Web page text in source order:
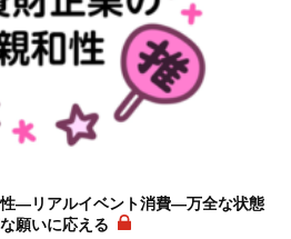
―リアルイベント消費―万全な状態
願いに応える